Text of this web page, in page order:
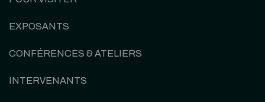
EXPOSANTS
CONFÉRENCES & ATELIERS
INTERVENANTS